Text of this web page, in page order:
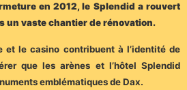
en 2012, le Splendid a rouvert
un vaste chantier de rénovation.
et le casino contribuent à l’identité de
que les arènes et l’hôtel Splendid
emblématiques de Dax.